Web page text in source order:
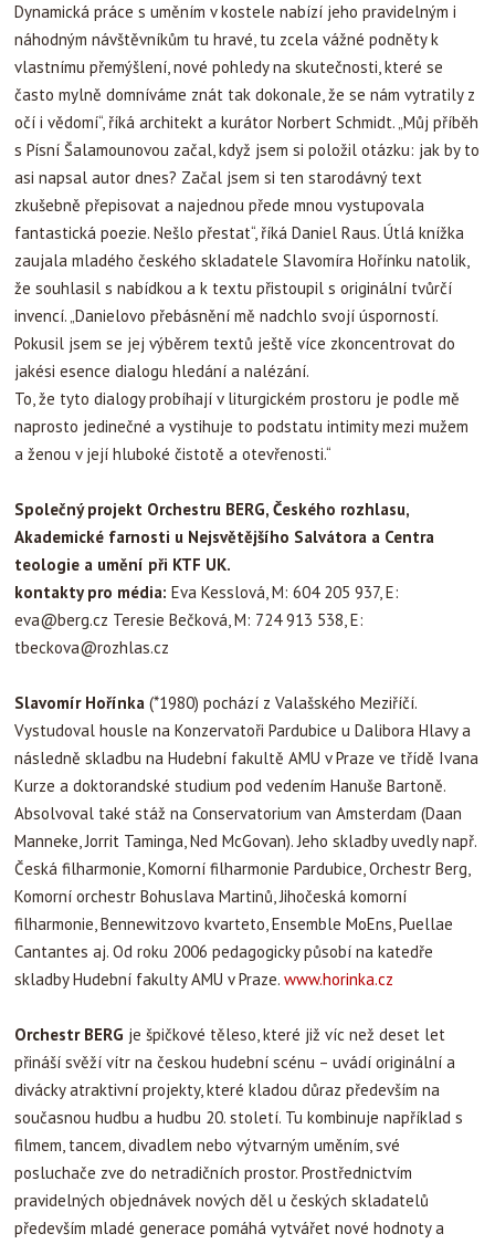
Dynamická práce s uměním v kostele nabízí jeho pravidelným i
náhodným návštěvníkům tu hravé, tu zcela vážné podněty k
vlastnímu přemýšlení, nové pohledy na skutečnosti, které se
často mylně domníváme znát tak dokonale, že se nám vytratily z
očí i vědomí“, říká architekt a kurátor Norbert Schmidt. „Můj příběh
s Písní Šalamounovou začal, když jsem si položil otázku: jak by to
asi napsal autor dnes? Začal jsem si ten starodávný text
zkušebně přepisovat a najednou přede mnou vystupovala
fantastická poezie. Nešlo přestat“, říká Daniel Raus. Útlá knížka
zaujala mladého českého skladatele Slavomíra Hořínku natolik,
že souhlasil s nabídkou a k textu přistoupil s originální tvůrčí
invencí. „Danielovo přebásnění mě nadchlo svojí úsporností.
Pokusil jsem se jej výběrem textů ještě více zkoncentrovat do
jakési esence dialogu hledání a nalézání.
To, že tyto dialogy probíhají v liturgickém prostoru je podle mě
naprosto jedinečné a vystihuje to podstatu intimity mezi mužem
a ženou v její hluboké čistotě a otevřenosti.“
Společný projekt Orchestru BERG, Českého rozhlasu,
Akademické farnosti u Nejsvětějšího Salvátora a Centra
teologie a umění při KTF UK.
kontakty pro média: Eva Kesslová, M: 604 205 937, E:
eva@berg.cz Teresie Bečková, M: 724 913 538, E:
tbeckova@rozhlas.cz
Slavomír Hořínka (*1980) pochází z Valašského Meziříčí.
Vystudoval housle na Konzervatoři Pardubice u Dalibora Hlavy a
následně skladbu na Hudební fakultě AMU v Praze ve třídě Ivana
Kurze a doktorandské studium pod vedením Hanuše Bartoně.
Absolvoval také stáž na Conservatorium van Amsterdam (Daan
Manneke, Jorrit Taminga, Ned McGovan). Jeho skladby uvedly např.
Česká filharmonie, Komorní filharmonie Pardubice, Orchestr Berg,
Komorní orchestr Bohuslava Martinů, Jihočeská komorní
filharmonie, Bennewitzovo kvarteto, Ensemble MoEns, Puellae
Cantantes aj. Od roku 2006 pedagogicky působí na katedře
skladby Hudební fakulty AMU v Praze. www.horinka.cz
Orchestr BERG je špičkové těleso, které již víc než deset let
přináší svěží vítr na českou hudební scénu – uvádí originální a
divácky atraktivní projekty, které kladou důraz především na
současnou hudbu a hudbu 20. století. Tu kombinuje například s
filmem, tancem, divadlem nebo výtvarným uměním, své
posluchače zve do netradičních prostor. Prostřednictvím
pravidelných objednávek nových děl u českých skladatelů
především mladé generace pomáhá vytvářet nové hodnoty a